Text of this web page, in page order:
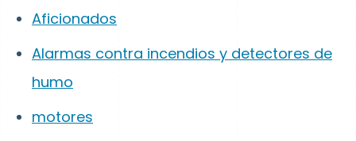
Aficionados
Alarmas contra incendios y detectores de
humo
motores